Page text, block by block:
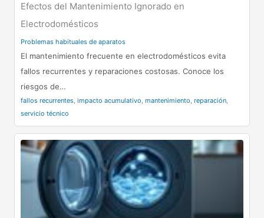
Efectos del Mantenimiento Ignorado en
Electrodomésticos
Problemas habituales de aparatos
El mantenimiento frecuente en electrodomésticos evita
fallos recurrentes y reparaciones costosas. Conoce los
riesgos de…
fallos recurrentes, impacto acumulativo, mantenimiento, reparación,
servicio técnico